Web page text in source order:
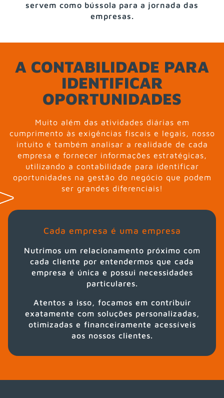
servem como bússola para a jornada das
empresas.
A CONTABILIDADE PARA
IDENTIFICAR
OPORTUNIDADES
Muito além das atividades diárias em
cumprimento às exigências fiscais e legais, nosso
intuito é também analisar a realidade de cada
empresa e fornecer informações estratégicas,
utilizando a contabilidade para identificar
oportunidades na gestão do negócio que podem
ser grandes diferenciais!
Cada empresa é uma empresa
Nutrimos um relacionamento próximo com
cada cliente por entendermos que cada
empresa é única e possui necessidades
particulares.
Atentos a isso, focamos em contribuir
exatamente com soluções personalizadas,
otimizadas e financeiramente acessíveis
aos nossos clientes.